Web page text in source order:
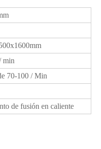
min
70-100 / Min
de fusión en caliente